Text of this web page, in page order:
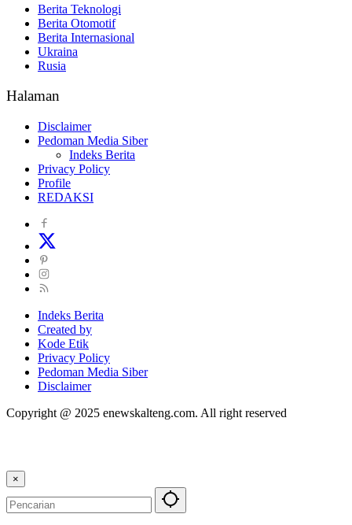
Berita Teknologi
Berita Otomotif
Berita Internasional
Ukraina
Rusia
Halaman
Disclaimer
Pedoman Media Siber
Indeks Berita
Privacy Policy
Profile
REDAKSI
Indeks Berita
Created by
Kode Etik
Privacy Policy
Pedoman Media Siber
Disclaimer
Copyright @ 2025 enewskalteng.com. All right reserved
×